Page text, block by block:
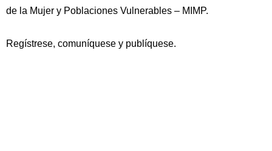
de la Mujer y Poblaciones Vulnerables – MIMP.
Regístrese, comuníquese y publíquese.